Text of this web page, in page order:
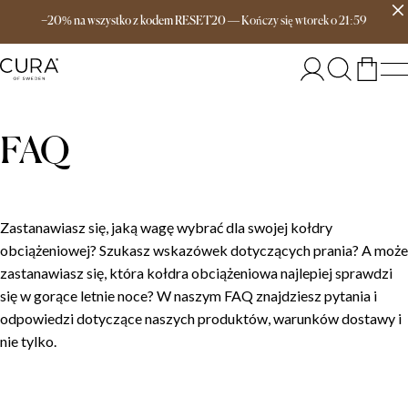
−20% na wszystko z kodem RESET20—Kończy sięwtoreko21:59
Darmowa dostawa od 649 zł
FAQ
Zastanawiasz się, jaką wagę wybrać dla swojej kołdry
obciążeniowej? Szukasz wskazówek dotyczących prania? A może
zastanawiasz się, która kołdra obciążeniowa najlepiej sprawdzi
się w gorące letnie noce? W naszym FAQ znajdziesz pytania i
odpowiedzi dotyczące naszych produktów, warunków dostawy i
nie tylko.